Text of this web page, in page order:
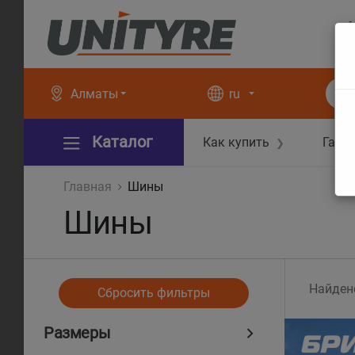
Алматы ru
Каталог Как купить ❯
Главная Шины
Шины
Сбросить фильтры
Размеры